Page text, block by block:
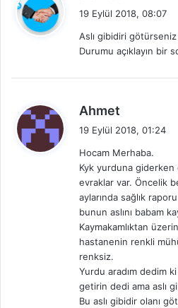
e
i
k
19 Eylül 2018, 08:07
Aslı gibidiri
Durumu açıklayın bir
Ahmet
e
i
k
i
19 Eylül 2018, 01:24
Hocam Merhaba.
Kyk yurduna
evraklar var. Öncelik
aylarında sağlık
bunun aslını babam
Kaymakamlıktan
hastanenin renkli
renksiz.
Yurdu aradım dedim
getirin dedi ama aslı
Bu aslı gibidir olanı